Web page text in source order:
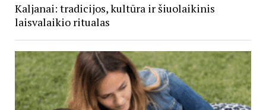
Kaljanai: tradicijos, kultūra ir šiuolaikinis
laisvalaikio ritualas